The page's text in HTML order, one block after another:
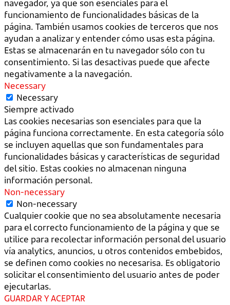
navegador, ya que son esenciales para el
funcionamiento de funcionalidades básicas de la
página. También usamos cookies de terceros que nos
ayudan a analizar y entender cómo usas esta página.
Estas se almacenarán en tu navegador sólo con tu
consentimiento. Si las desactivas puede que afecte
negativamente a la navegación.
Necessary
Necessary
Siempre activado
Las cookies necesarias son esenciales para que la
página funciona correctamente. En esta categoría sólo
se incluyen aquellas que son fundamentales para
funcionalidades básicas y características de seguridad
del sitio. Estas cookies no almacenan ninguna
información personal.
Non-necessary
Non-necessary
Cualquier cookie que no sea absolutamente necesaria
para el correcto funcionamiento de la página y que se
utilice para recolectar información personal del usuario
vía analytics, anuncios, u otros contenidos embebidos,
se definen como cookies no necesarisa. Es obligatorio
solicitar el consentimiento del usuario antes de poder
ejecutarlas.
GUARDAR Y ACEPTAR